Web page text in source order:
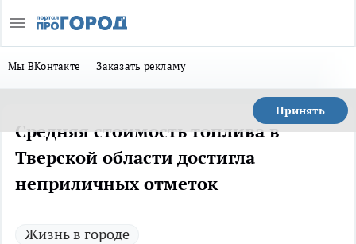
Мы ВКонтакте Заказать рекламу
Принять
Средняя стоимость топлива в
Тверской области достигла
неприличных отметок
Жизнь в городе